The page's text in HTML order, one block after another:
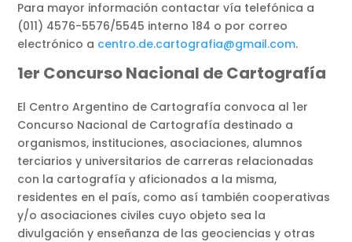
Para mayor información contactar vía telefónica a
(011) 4576-5576/5545 interno 184 o por correo
electrónico a centro.de.cartografia@gmail.com.
1er Concurso Nacional de Cartografía
El Centro Argentino de Cartografía convoca al 1er
Concurso Nacional de Cartografía destinado a
organismos, instituciones, asociaciones, alumnos
terciarios y universitarios de carreras relacionadas
con la cartografía y aficionados a la misma,
residentes en el país, como así también cooperativas
y/o asociaciones civiles cuyo objeto sea la
divulgación y enseñanza de las geociencias y otras